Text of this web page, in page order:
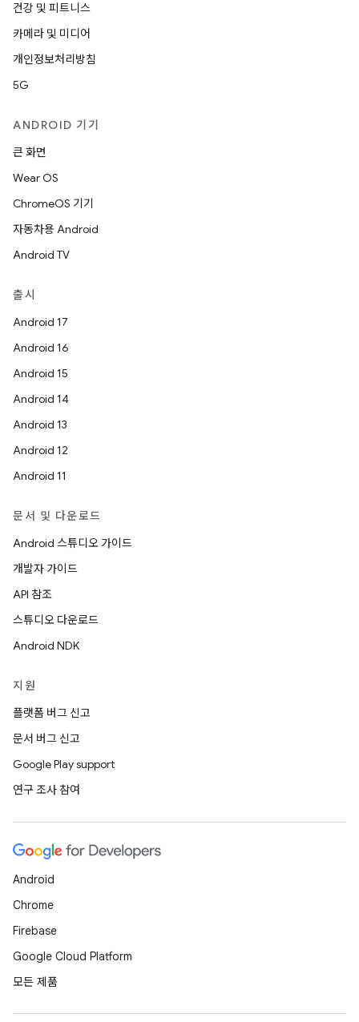
건강 및 피트니스
카메라 및 미디어
개인정보처리방침
5G
ANDROID 기기
큰 화면
Wear OS
ChromeOS 기기
자동차용 Android
Android TV
출시
Android 17
Android 16
Android 15
Android 14
Android 13
Android 12
Android 11
문서 및 다운로드
Android 스튜디오 가이드
개발자 가이드
API 참조
스튜디오 다운로드
Android NDK
지원
플랫폼 버그 신고
문서 버그 신고
Google Play support
연구 조사 참여
Android
Chrome
Firebase
Google Cloud Platform
모든 제품